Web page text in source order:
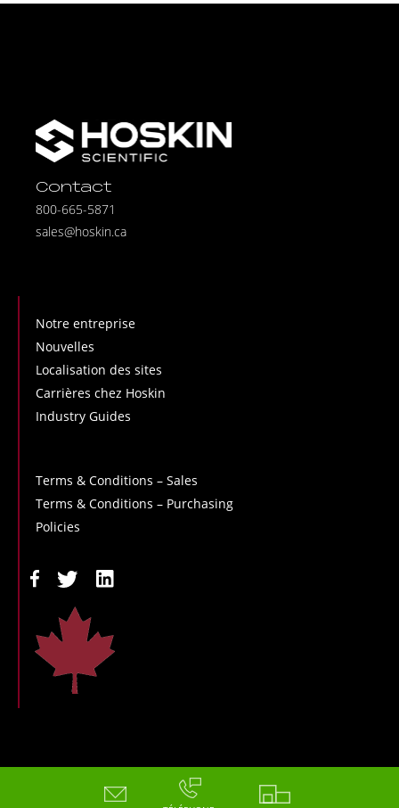
Contact
800-665-5871
sales@hoskin.ca
Notre entreprise
Nouvelles
Localisation des sites
Carrières chez Hoskin
Industry Guides
Terms & Conditions – Sales
Terms & Conditions – Purchasing
Policies